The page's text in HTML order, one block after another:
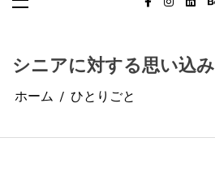
シニアに対する思い込み
ホーム ひとりごと